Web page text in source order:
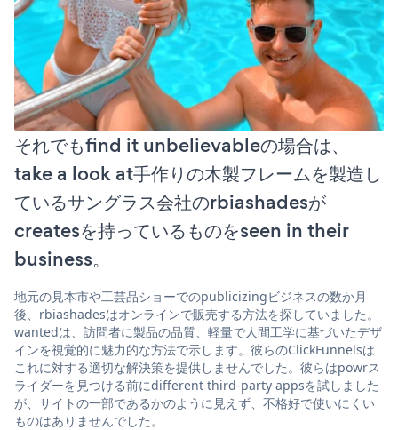
それでもfind it unbelievableの場合は、
take a look at手作りの木製フレームを製造し
ているサングラス会社のrbiashadesが
createsを持っているものをseen in their
business。
地元の見本市や工芸品ショーでのpublicizingビジネスの数か月
後、rbiashadesはオンラインで販売する方法を探していました。
wantedは、訪問者に製品の品質、軽量で人間工学に基づいたデザ
インを視覚的に魅力的な方法で示します。彼らのClickFunnelsは
これに対する適切な解決策を提供しませんでした。彼らはpowrス
ライダーを見つける前にdifferent third-party appsを試しました
が、サイトの一部であるかのように見えず、不格好で使いにくい
ものはありませんでした。